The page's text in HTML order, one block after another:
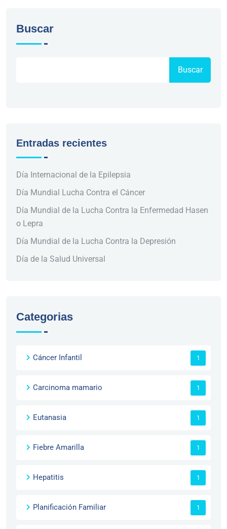
Buscar
Buscar
Entradas recientes
Día Internacional de la Epilepsia
Día Mundial Lucha Contra el Cáncer
Día Mundial de la Lucha Contra la Enfermedad Hasen
o Lepra
Día Mundial de la Lucha Contra la Depresión
Día de la Salud Universal
Categorias
Cáncer Infantil 1
Carcinoma mamario 1
Eutanasia 1
Fiebre Amarilla 1
Hepatitis 1
Planificación Familiar 1